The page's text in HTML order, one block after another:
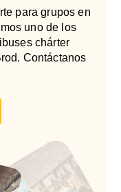
para grupos en
uno de los
chárter
Contáctanos